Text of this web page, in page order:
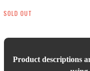
SOLD OUT
Product descriptions